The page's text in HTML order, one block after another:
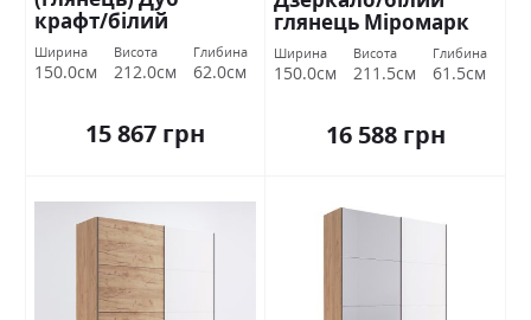
крафт/білий
глянець Міромарк
Ширина
150.0см
Висота
212.0см
Глибина
62.0см
15 867 грн
глянець Міромарк
Ширина
150.0см
Висота
211.5см
Глибина
61.5см
16 588 грн